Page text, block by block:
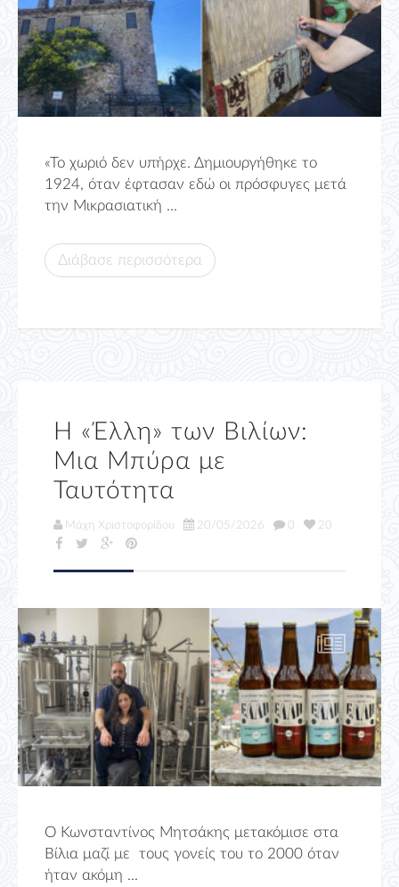
«Το χωριό δεν υπήρχε. Δημιουργήθηκε το
1924, όταν έφτασαν εδώ οι πρόσφυγες μετά
την Μικρασιατική ...
Διάβασε περισσότερα
Η «Έλλη» των Βιλίων:
Μια Μπύρα με
Ταυτότητα
Μάχη Χριστοφορίδου 20/05/2026 0 20
Ο Κωνσταντίνος Μητσάκης μετακόμισε στα
Βίλια μαζί με τους γονείς του το 2000 όταν
ήταν ακόμη ...